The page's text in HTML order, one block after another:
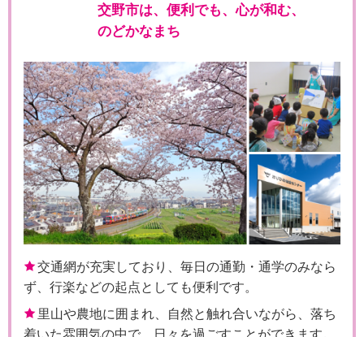
交野市は、便利でも、心が和む、
のどかなまち
交通網が充実しており、毎日の通勤・通学のみなら
ず、行楽などの起点としても便利です。
里山や農地に囲まれ、自然と触れ合いながら、落ち
着いた雰囲気の中で、日々を過ごすことができます。